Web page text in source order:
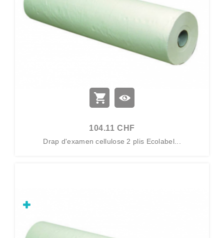
104.11 CHF
Drap d'examen cellulose 2 plis Ecolabel...